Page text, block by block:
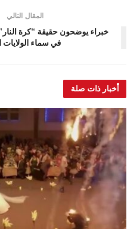
المقال التالي
خبراء يوضحون حقيقة “كرة
في سماء الولايات
أخبار ذات صلة